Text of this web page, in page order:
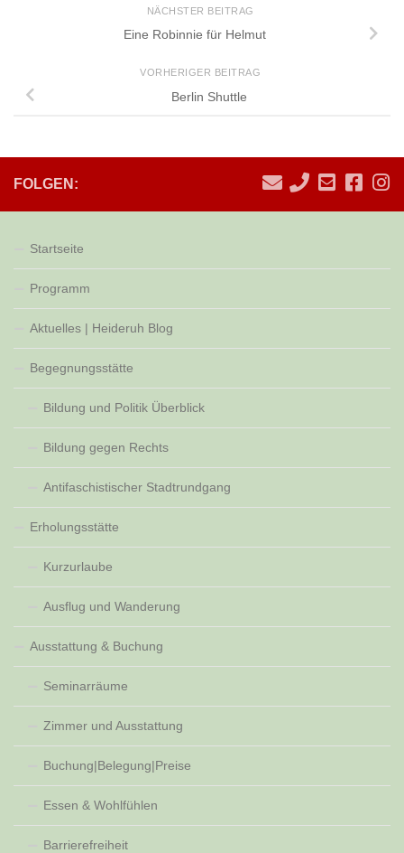
NÄCHSTER BEITRAG
Eine Robinnie für Helmut
VORHERIGER BEITRAG
Berlin Shuttle
FOLGEN:
Startseite
Programm
Aktuelles | Heideruh Blog
Begegnungsstätte
Bildung und Politik Überblick
Bildung gegen Rechts
Antifaschistischer Stadtrundgang
Erholungsstätte
Kurzurlaube
Ausflug und Wanderung
Ausstattung & Buchung
Seminarräume
Zimmer und Ausstattung
Buchung|Belegung|Preise
Essen & Wohlfühlen
Barrierefreiheit